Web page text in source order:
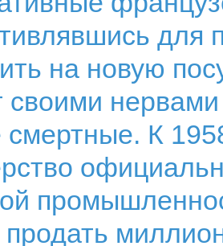
для
на новую
своими
смертные. К